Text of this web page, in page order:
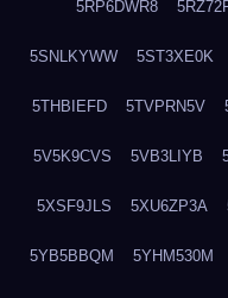
5RP6DWR8
5SNLKYWW 5ST3XE0K
5THBIEFD 5TVPRN5V
5V5K9CVS 5VB3LIYB
5XSF9JLS 5XU6ZP3A
5YB5BBQM 5YHM530M